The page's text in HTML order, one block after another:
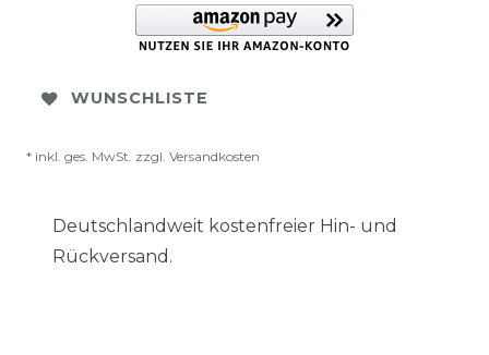
WUNSCHLISTE
* inkl. ges. MwSt. zzgl. Versandkosten
Deutschlandweit kostenfreier Hin- und
Rückversand.